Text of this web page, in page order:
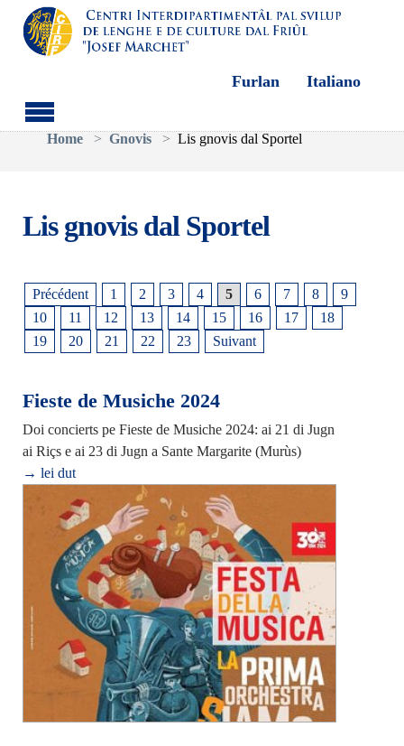
Aller au contenu principal
Furlan Italiano
Vous êtes ici:
Home
Gnovis Lis gnovis dal Sportel
Lis gnovis dal Sportel
Précédent 1 2 3 4 5 6 7 8
9
10
11 12 13 14 15 16 17
18
19
20 21 22 23 Suivant
Fieste de Musiche 2024
Doi concierts pe Fieste de Musiche 2024: ai 21 di Jugn
ai Riçs e ai 23 di Jugn a Sante Margarite (Murùs)
→ lei dut